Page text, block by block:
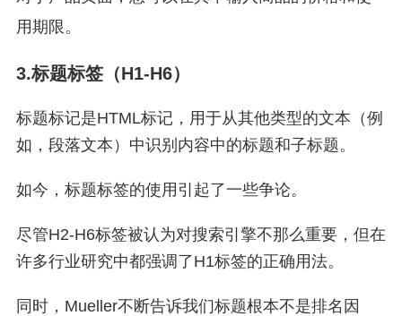
用期限。
3.标题标签（H1-H6）
标题标记是HTML标记，用于从其他类型的文本（例
如，段落文本）中识别内容中的标题和子标题。
如今，标题标签的使用引起了一些争论。
尽管H2-H6标签被认为对搜索引擎不那么重要，但在
许多行业研究中都强调了H1标签的正确用法。
同时，Mueller不断告诉我们标题根本不是排名因